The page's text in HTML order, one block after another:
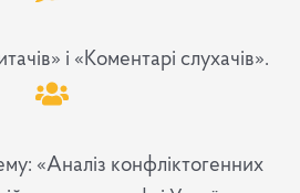
і «Коментарі слухачів».
«Аналіз конфліктогенних